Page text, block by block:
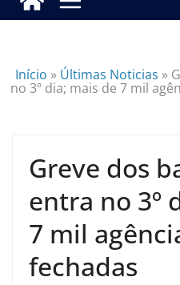
Início » Últimas Noticias »
no 3º dia; mais de 7 mil
Greve dos
entra no 3º
7 mil
fechadas